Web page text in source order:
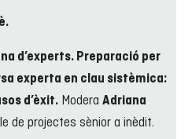
d’experts. Preparació per
experta en clau sistèmica:
d’èxit. Modera Adriana
de projectes sènior a inèdit.